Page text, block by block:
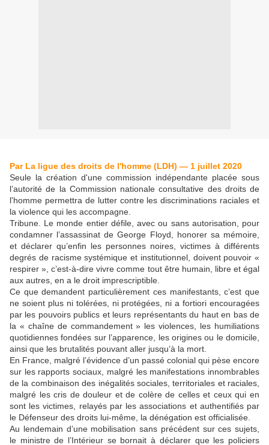
Par La ligue des droits de l'homme (LDH) — 1 juillet 2020
Seule la création d'une commission indépendante placée sous
l’autorité de la Commission nationale consultative des droits de
l'homme permettra de lutter contre les discriminations raciales et
la violence qui les accompagne.
Tribune. Le monde entier défile, avec ou sans autorisation, pour
condamner l’assassinat de George Floyd, honorer sa mémoire,
et déclarer qu’enfin les personnes noires, victimes à différents
degrés de racisme systémique et institutionnel, doivent pouvoir «
respirer », c’est-à-dire vivre comme tout être humain, libre et égal
aux autres, en a le droit imprescriptible.
Ce que demandent particulièrement ces manifestants, c’est que
ne soient plus ni tolérées, ni protégées, ni a fortiori encouragées
par les pouvoirs publics et leurs représentants du haut en bas de
la « chaîne de commandement » les violences, les humiliations
quotidiennes fondées sur l’apparence, les origines ou le domicile,
ainsi que les brutalités pouvant aller jusqu’à la mort.
En France, malgré l’évidence d’un passé colonial qui pèse encore
sur les rapports sociaux, malgré les manifestations innombrables
de la combinaison des inégalités sociales, territoriales et raciales,
malgré les cris de douleur et de colère de celles et ceux qui en
sont les victimes, relayés par les associations et authentifiés par
le Défenseur des droits lui-même, la dénégation est officialisée.
Au lendemain d’une mobilisation sans précédent sur ces sujets,
le ministre de l’Intérieur se bornait à déclarer que les policiers